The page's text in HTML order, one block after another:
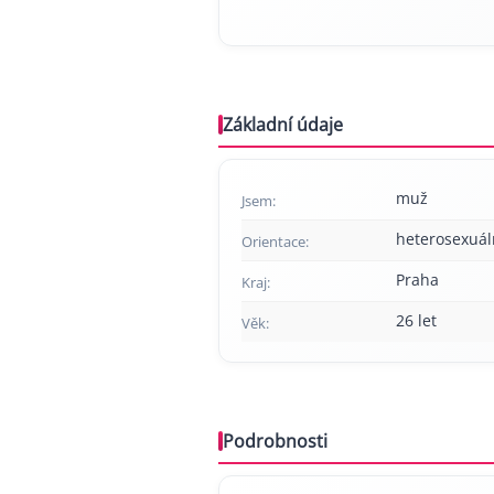
Základní údaje
Jsem: muž
Orientace:
Kraj: Praha
Věk: 26 let
Podrobnosti